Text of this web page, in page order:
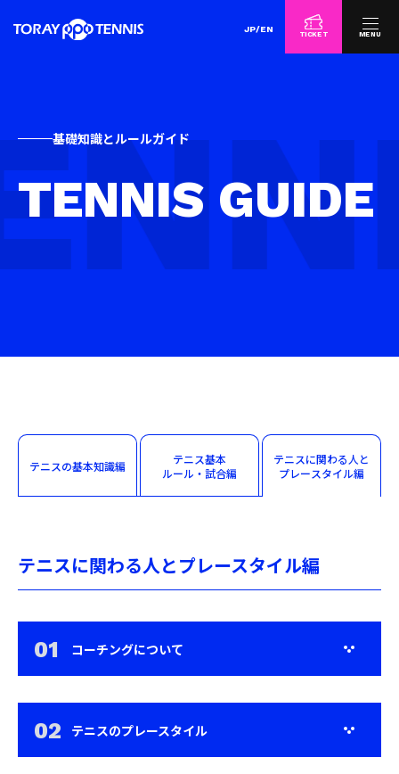
JP/EN
TICKET MENU
基礎知識とルールガイド
TENNIS GUIDE
テニスの基本知識編
テニス基本
ルール・試合編
テニスに関わる 人と
プレースタイル編
テニスに関わる人とプレースタイル編
コーチングについて
テニスのプレースタイル